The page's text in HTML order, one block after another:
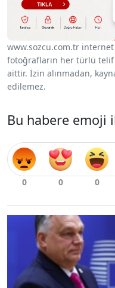
www.sozcu.com.tr
fotoğrafların her türlü telif
aittir. İzin alınmadan,
edilemez.
Bu habere emoji